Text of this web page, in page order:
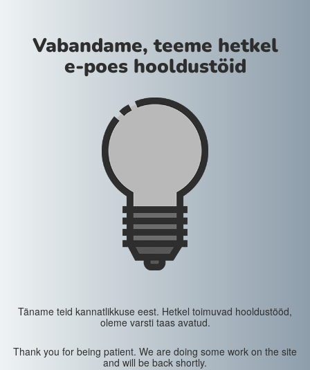
Vabandame, teeme hetkel
e-poes hooldustöid
Täname teid kannatlikkuse eest. Hetkel toimuvad hooldustööd,
oleme varsti taas avatud.
Thank you for being patient. We are doing some work on the site
and will be back shortly.